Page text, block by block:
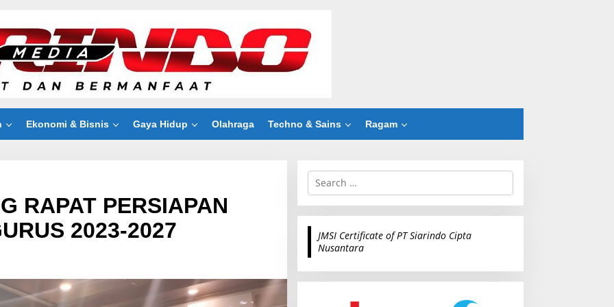
Ekonomi & Bisnis Gaya Hidup Olahraga Techno & Sains Ragam
RAPAT PERSIAPAN
2023-2027
S
r
c
r
JMSI Certificate of PT Siarindo Cipta
Nusantara